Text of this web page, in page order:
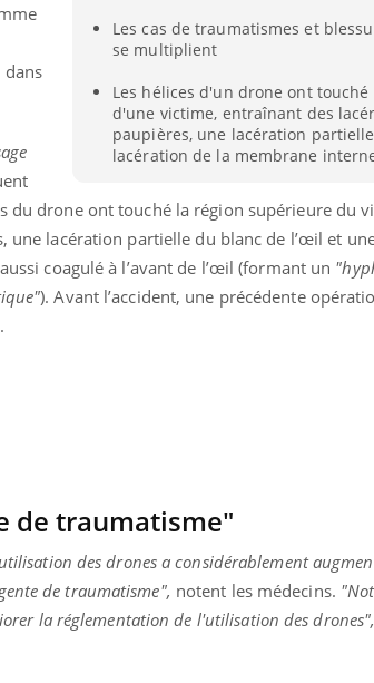
Les cas de traumatismes et
se multiplient
Les hélices d'un drone ont
d'une victime, entraînant des
paupières, une lacération
lacération de la membrane
du drone ont touché la région supérieure du
une lacération partielle du blanc de l’œil et
coagulé à l’avant de l’œil (formant un
). Avant l’accident, une précédente
de traumatisme"
des drones a considérablement
de traumatisme", notent les médecins.
la réglementation de l'utilisation des drones",